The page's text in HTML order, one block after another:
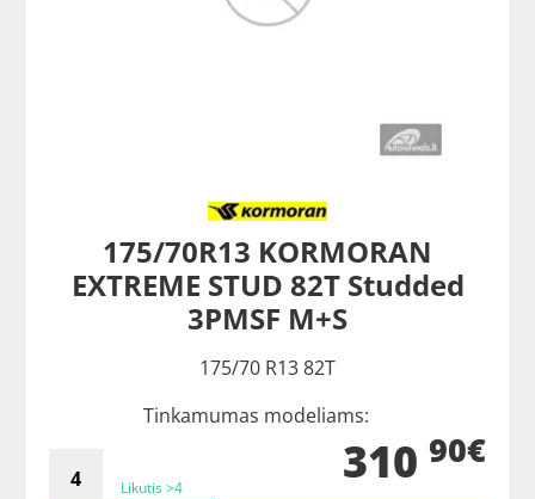
175/70R13 KORMORAN
EXTREME STUD 82T Studded
3PMSF M+S
175/70 R13 82T
Tinkamumas modeliams:
Likutis >4 310 90€